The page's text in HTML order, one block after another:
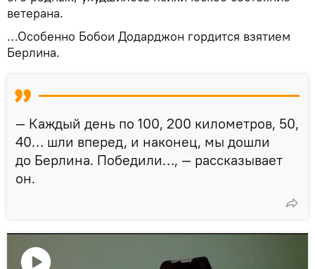
ветерана.
…Особенно Бобои Додарджон гордится взятием
Берлина.
— Каждый день по 100, 200 километров, 50,
40… шли вперед, и наконец, мы дошли
до Берлина. Победили…, — рассказывает
он.